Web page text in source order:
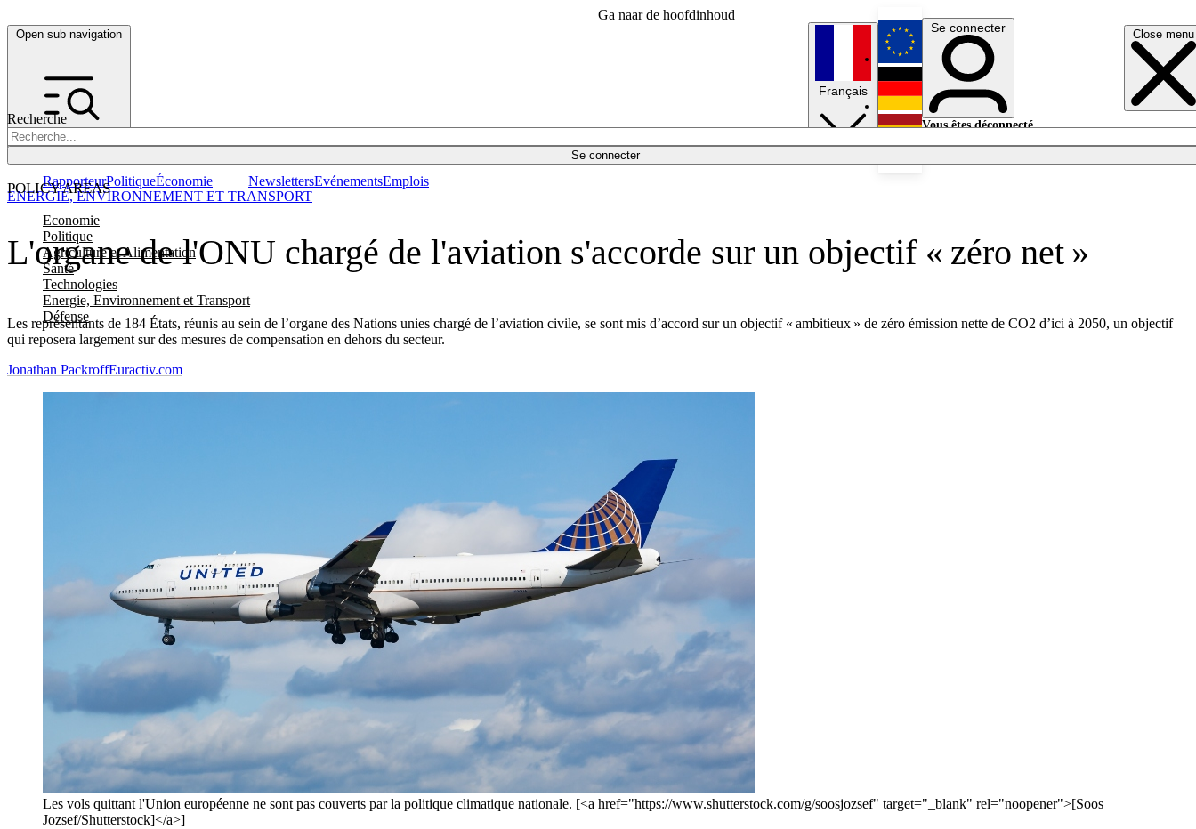
Ga naar de hoofdinhoud
Open sub navigation Close menu
Recherche
Se connecter
POLICY AREAS
Economie
Politique
Agriculture et Alimentation
Santé
Technologies
Energie, Environnement et Transport
Défense
RapporteurPolitiqueÉconomie NewslettersEvénementsEmplois
Français
English
Deutsch
Se connecter
Vous êtes déconnecté.
L'organe de l'ONU chargé de l'aviation s'accorde sur un objectif « zéro net »
Les représentants de 184 États, réunis au sein de l’organe des Nations unies chargé de l’aviation civile, se sont mis d’accord sur un objectif « ambitieux » de zéro émission nette de CO2 d’ici à 2050, un objectif
qui reposera largement sur des mesures de compensation en dehors du secteur.
ENERGIE, ENVIRONNEMENT ET TRANSPORT
Jonathan PackroffEuractiv.com
Les vols quittant l'Union européenne ne sont pas couverts par la politique climatique nationale. [<a href="https://www.shutterstock.com/g/soosjozsef" target="_blank" rel="noopener">[Soos
Jozsef/Shutterstock]</a>]